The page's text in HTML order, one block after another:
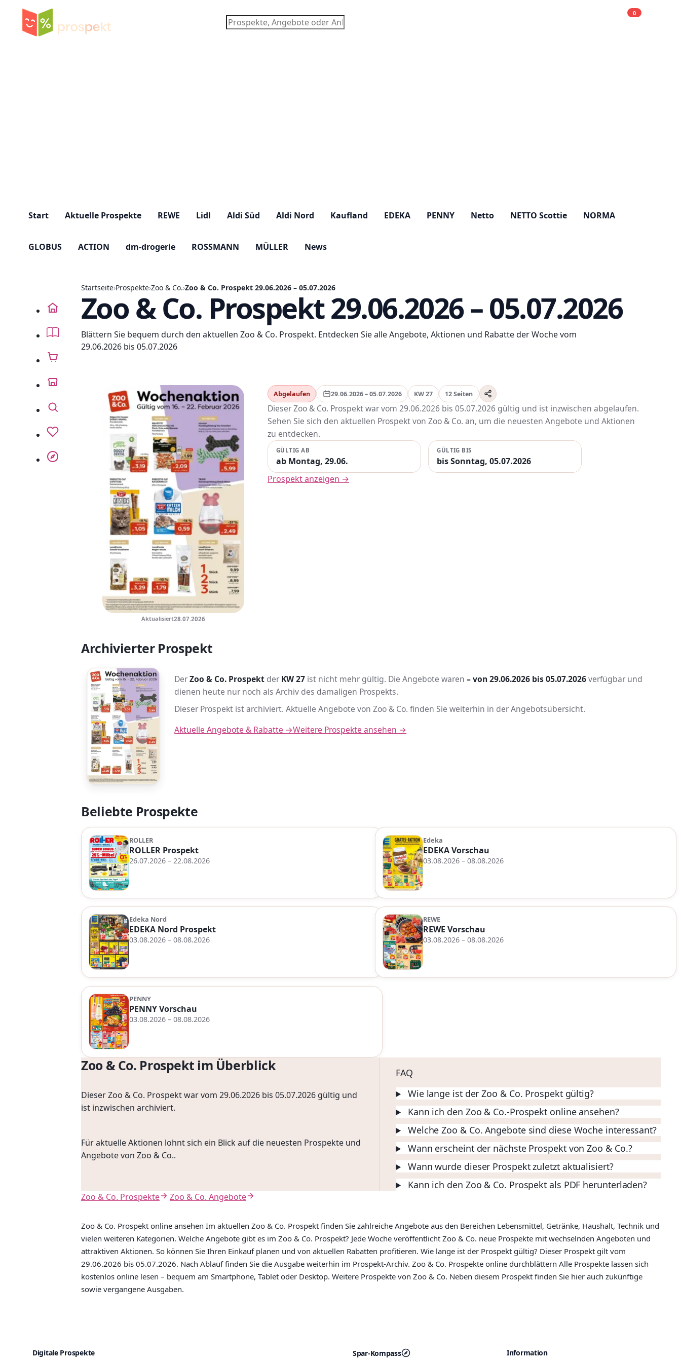
Suchen
0
Start Aktuelle Prospekte REWE Lidl Aldi Süd Aldi Nord Kaufland EDEKA PENNY Netto NETTO Scottie NORMA
GLOBUS ACTION dm-drogerie ROSSMANN MÜLLER News
Startseite
Prospekte
Angebote
Anbieter
Suchen
Lieblingsprospekte
Kompass
Startseite›Prospekte›Zoo & Co.›Zoo & Co. Prospekt 29.06.2026 – 05.07.2026
Zoo & Co. Prospekt 29.06.2026 – 05.07.2026
Blättern Sie bequem durch den aktuellen Zoo & Co. Prospekt. Entdecken Sie alle Angebote, Aktionen und Rabatte der Woche vom
29.06.2026 bis 05.07.2026
Aktualisiert28.07.2026
Abgelaufen 29.06.2026 – 05.07.2026 KW 27 12 Seiten
Dieser Zoo & Co. Prospekt war vom 29.06.2026 bis 05.07.2026 gültig und ist inzwischen abgelaufen.
Sehen Sie sich den aktuellen Prospekt von Zoo & Co. an, um die neuesten Angebote und Aktionen
zu entdecken.
GÜLTIG AB
ab Montag, 29.06.
GÜLTIG BIS
bis Sonntag, 05.07.2026
Prospekt anzeigen →
Archivierter Prospekt
DerZoo & Co. Prospekt der KW 27 ist nicht mehr gültig. Die Angebote waren – von 29.06.2026 bis 05.07.2026verfügbar und
dienen heute nur noch als Archiv des damaligen Prospekts.
Dieser Prospekt ist archiviert. Aktuelle Angebote von Zoo & Co. finden Sie weiterhin in der Angebotsübersicht.
Aktuelle Angebote & Rabatte →Weitere Prospekte ansehen →
Beliebte Prospekte
ROLLER
ROLLER Prospekt
26.07.2026 – 22.08.2026
Edeka
EDEKA Vorschau
03.08.2026 – 08.08.2026
Edeka Nord
EDEKA Nord Prospekt
03.08.2026 – 08.08.2026
REWE
REWE Vorschau
03.08.2026 – 08.08.2026
PENNY
PENNY Vorschau
03.08.2026 – 08.08.2026
Zoo & Co. Prospekt im Überblick
Dieser Zoo & Co. Prospekt war vom 29.06.2026 bis 05.07.2026 gültig und
ist inzwischen archiviert.
Für aktuelle Aktionen lohnt sich ein Blick auf die neuesten Prospekte und
Angebote von Zoo & Co..
FAQ
Wie lange ist der Zoo & Co. Prospekt gültig?
Kann ich den Zoo & Co.-Prospekt online ansehen?
Welche Zoo & Co. Angebote sind diese Woche interessant?
Wann erscheint der nächste Prospekt von Zoo & Co.?
Wann wurde dieser Prospekt zuletzt aktualisiert?
Kann ich den Zoo & Co. Prospekt als PDF herunterladen?
Zoo & Co. Prospekte Zoo & Co. Angebote
Zoo & Co. Prospekt online ansehen Im aktuellen Zoo & Co. Prospekt finden Sie zahlreiche Angebote aus den Bereichen Lebensmittel, Getränke, Haushalt, Technik und
vielen weiteren Kategorien. Welche Angebote gibt es im Zoo & Co. Prospekt? Jede Woche veröffentlicht Zoo & Co. neue Prospekte mit wechselnden Angeboten und
attraktiven Aktionen. So können Sie Ihren Einkauf planen und von aktuellen Rabatten profitieren. Wie lange ist der Prospekt gültig? Dieser Prospekt gilt vom
29.06.2026 bis 05.07.2026. Nach Ablauf finden Sie die Ausgabe weiterhin im Prospekt-Archiv. Zoo & Co. Prospekte online durchblättern Alle Prospekte lassen sich
kostenlos online lesen – bequem am Smartphone, Tablet oder Desktop. Weitere Prospekte von Zoo & Co. Neben diesem Prospekt finden Sie hier auch zukünftige
sowie vergangene Ausgaben.
Digitale Prospekte
Spar-Kompass
Information